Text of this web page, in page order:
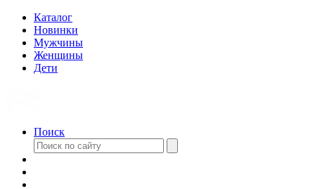
Каталог
Новинки
Мужчины
Женщины
Дети
Поиск